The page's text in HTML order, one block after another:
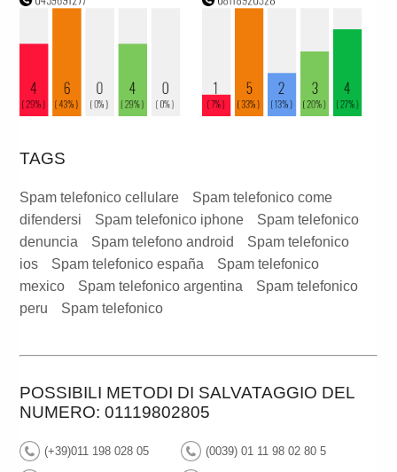
TAGS
Spam telefonico cellulare
Spam telefonico come
difendersi
Spam telefonico iphone
Spam telefonico
denuncia
Spam telefono android
Spam telefonico
ios
Spam telefonico españa
Spam telefonico
mexico
Spam telefonico argentina
Spam telefonico
peru
Spam telefonico
POSSIBILI METODI DI SALVATAGGIO DEL
NUMERO: 01119802805
(+39)011 198 028 05 (0039) 01 11 98 02 80 5